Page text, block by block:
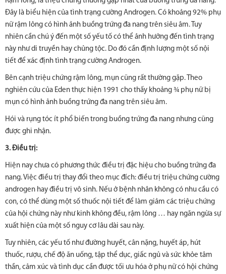
Đây là biểu hiện của tình trạng cường Androgen. Có khoảng 92% phụ
nữ rậm lông có hình ảnh buồng trứng đa nang trên siêu âm. Tuy
nhiên cần chú ý đến một số yếu tố có thể ảnh hưởng đến tình trạng
này như di truyền hay chủng tộc. Do đó cần định lượng một số nội
tiết để xác định tình trạng cường Androgen.
Bên cạnh triệu chứng rậm lông, mụn cũng rất thường gặp. Theo
nghiên cứu của Eden thực hiện 1991 cho thấy khoảng ¾ phụ nữ bị
mụn có hình ảnh buồng trứng đa nang trên siêu âm.
Hói và rụng tóc ít phổ biến trong buồng trứng đa nang nhưng cũng
được ghi nhận.
3. Điều trị:
Hiện nay chưa có phương thức điều trị đặc hiệu cho buồng trứng đa
nang. Việc điều trị thay đổi theo mục đích: điều trị triệu chứng cường
androgen hay điều trị vô sinh. Nếu ở bệnh nhân không có nhu cầu có
con, có thể dùng một số thuốc nội tiết để làm giảm các triệu chứng
của hội chứng này như kinh không đều, rậm lông … hay ngăn ngừa sự
xuất hiện của một số nguy cơ lâu dài sau này.
Tuy nhiên, các yếu tố như đường huyết, cân nặng, huyết áp, hút
thuốc, rượu, chế độ ăn uống, tập thể dục, giấc ngủ và sức khỏe tâm
thần, cảm xúc và tình dục cần được tối ưu hóa ở phụ nữ có hội chứng